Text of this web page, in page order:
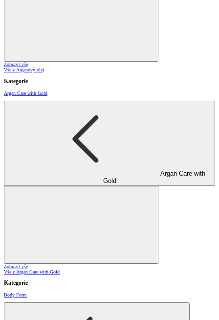
Zobrazit vše
Vše z Arganový olej
Kategorie
Argan Care with Gold
Argan Care with
Gold
Zobrazit vše
Vše z Argan Care with Gold
Kategorie
Body Form